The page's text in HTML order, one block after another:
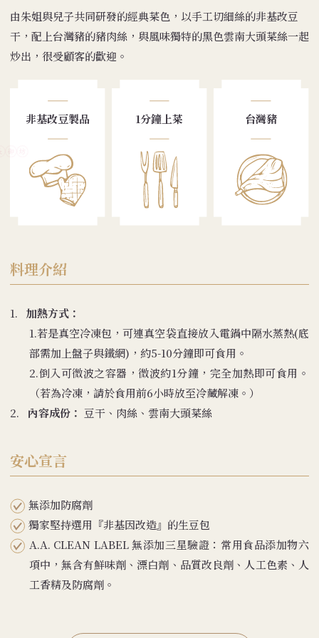
由朱姐與兒子共同研發的經典菜色，以手工切細絲的非基改豆
干，配上台灣豬的豬肉絲，與風味獨特的黑色雲南大頭菜絲一起
炒出，很受顧客的歡迎。
非基改豆製品 1分鐘上菜 台灣豬
料理介紹
1. 加熱方式：
1.若是真空冷凍包，可連真空袋直接放入電鍋中隔水蒸熱(底
部需加上盤子與鐵網)，約5-10分鐘即可食用。
2.倒入可微波之容器，微波約1分鐘，完全加熱即可食用。
（若為冷凍，請於食用前6小時放至冷藏解凍。）
2. 內容成份： 豆干、肉絲、雲南大頭菜絲
安心宣言
無添加防腐劑
獨家堅持選用『非基因改造』的生豆包
A.A. CLEAN LABEL 無添加三星驗證：常用食品添加物六
項中，無含有鮮味劑、漂白劑、品質改良劑、人工色素、人
工香精及防腐劑。